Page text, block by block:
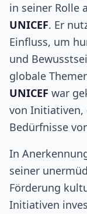
in seiner Rolle
UNICEF. Er
Einfluss, um
und
globale
UNICEF war
von Initiativen,
Bedürfnisse
In
seiner
Förderung
Initiativen